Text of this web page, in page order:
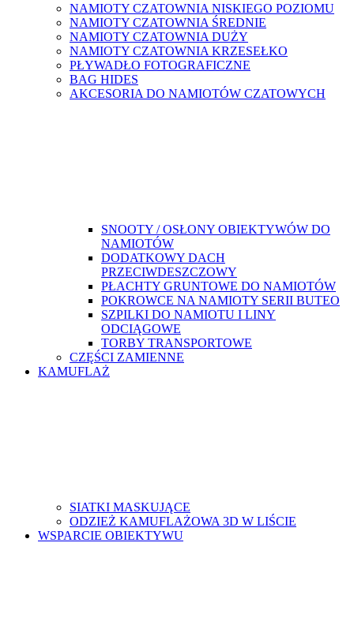
NAMIOTY CZATOWNIA NISKIEGO POZIOMU
NAMIOTY CZATOWNIA ŚREDNIE
NAMIOTY CZATOWNIA DUŻY
NAMIOTY CZATOWNIA KRZESEŁKO
PŁYWADŁO FOTOGRAFICZNE
BAG HIDES
AKCESORIA DO NAMIOTÓW CZATOWYCH
SNOOTY / OSŁONY OBIEKTYWÓW DO
NAMIOTÓW
DODATKOWY DACH
PRZECIWDESZCZOWY
PŁACHTY GRUNTOWE DO NAMIOTÓW
POKROWCE NA NAMIOTY SERII BUTEO
SZPILKI DO NAMIOTU I LINY
ODCIĄGOWE
TORBY TRANSPORTOWE
CZĘŚCI ZAMIENNE
KAMUFLAŻ
SIATKI MASKUJĄCE
ODZIEŻ KAMUFLAŻOWA 3D W LIŚCIE
WSPARCIE OBIEKTYWU